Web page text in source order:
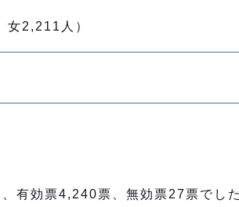
女2,211人）
有効票4,240票、無効票27票でした